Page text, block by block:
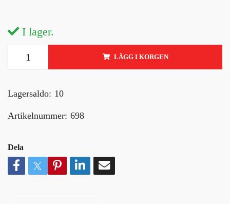
I lager.
LÄGG I KORGEN
Lagersaldo: 10
Artikelnummer: 698
Dela